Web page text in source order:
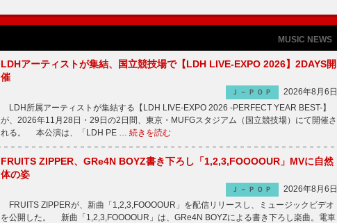
MUSIC NEWS
LDHアーティストが集結、国立競技場で【LDH LIVE-EXPO 2026】2DAYS開
催
Ｊ－ＰＯＰ
2026年8月6日
LDH所属アーティストが集結する【LDH LIVE-EXPO 2026 -PERFECT YEAR BEST-】
が、2026年11月28日・29日の2日間、東京・MUFGスタジアム（国立競技場）にて開催さ
れる。 本公演は、「LDH PE … 続きを読む
FRUITS ZIPPER、GRe4N BOYZ書き下ろし「1,2,3,FOOOOUR」MVに自然
体の姿
Ｊ－ＰＯＰ
2026年8月6日
FRUITS ZIPPERが、新曲「1,2,3,FOOOOUR」を配信リリースし、ミュージックビデオ
を公開した。 新曲「1,2,3,FOOOOUR」は、GRe4N BOYZによる書き下ろし楽曲。電車